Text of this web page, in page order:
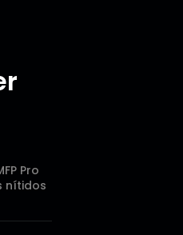
Pro
nítidos